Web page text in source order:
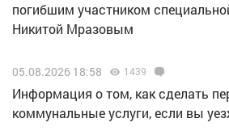
погибшим участником
Никитой Мразовым
05.08.2026 18:58 1439
Информация о том, как сделать
коммунальные услуги, если вы